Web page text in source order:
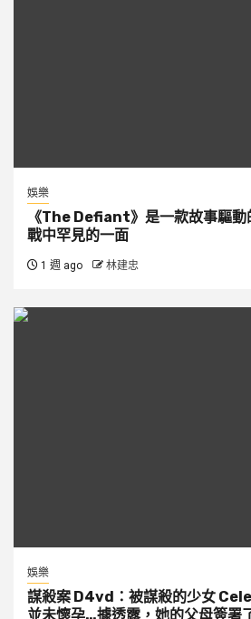
娛樂
《The Defiant》是一款故事驅動
戰中罕見的一面
1 週 ago 林建忠
娛樂
謀殺案 D4vd：被謀殺的少女
並未懷孕…據透露，她的父母簽署